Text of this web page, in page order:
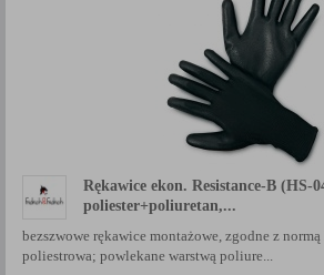
Rękawice ekon. Resistance-B (HS-
poliester+poliuretan,...
bezszwowe rękawice montażowe, zgodne z
poliestrowa; powlekane warstwą poliure...